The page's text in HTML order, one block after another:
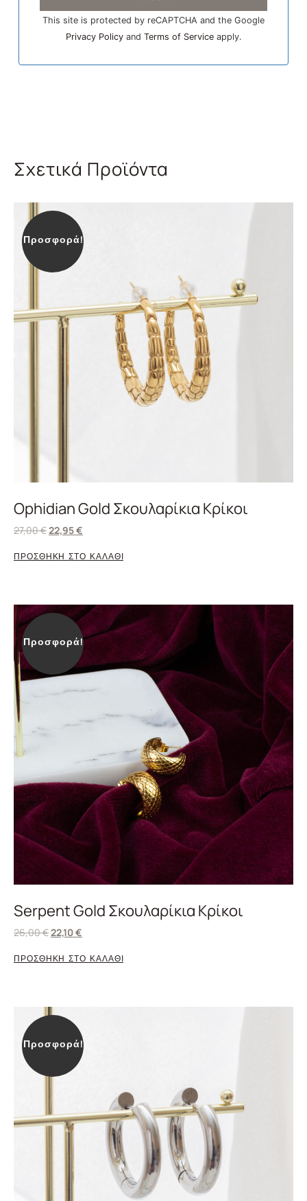
This site is protected by reCAPTCHA and the Google
Privacy Policy and Terms of Service apply.
Σχετικά Προϊόντα
Προσφορά!
Ophidian Gold Σκουλαρίκια Κρίκοι
27,00€22,95€
ΠΡΟΣΘΗΚΗ ΣΤΟ ΚΑΛΑΘΙ
Προσφορά!
Serpent Gold Σκουλαρίκια Κρίκοι
26,00€22,10€
ΠΡΟΣΘΗΚΗ ΣΤΟ ΚΑΛΑΘΙ
Προσφορά!